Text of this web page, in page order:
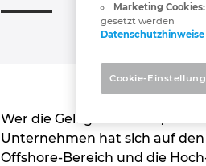
Wer die Gelegenheit hat, sich
Unternehmen hat sich auf
Offshore-Bereich und die
Marketing Cookies:
gesetzt werden
Datenschutzhinweise
Cookie-